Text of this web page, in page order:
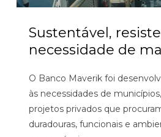
Sustentável,
necessidade de
O Banco Maverik foi
às necessidades de
projetos privados que
duradouras, funcionais e